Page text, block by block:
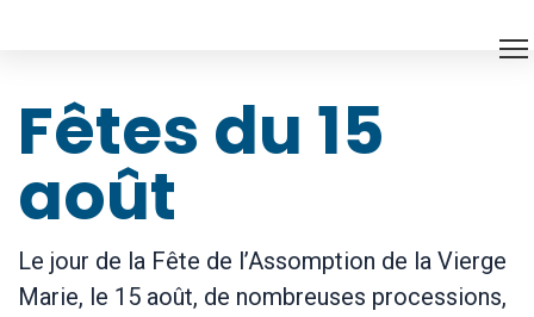
Fêtes du 15
août
Le jour de la Fête de l’Assomption de la Vierge
Marie, le 15 août, de nombreuses processions,